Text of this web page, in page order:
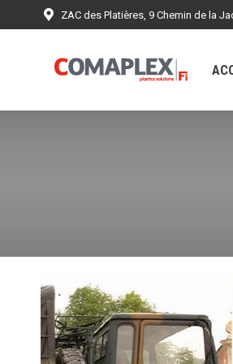
ZAC des Platières, 9 Chemin de la
ACCUEIL PRODUITS